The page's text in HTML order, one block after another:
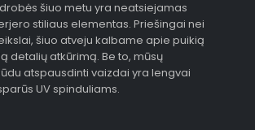
šiuo metu yra neatsiejamas
stiliaus elementas. Priešingai nei
šiuo atveju kalbame apie puikią
detalių atkūrimą. Be to, mūsų
atspausdinti vaizdai yra lengvai
UV spinduliams.